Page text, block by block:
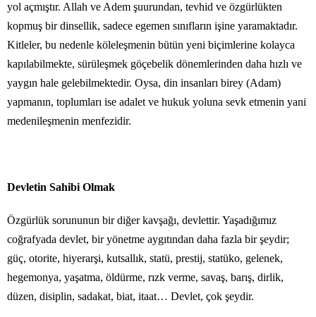
yol açmıştır. Allah ve Adem şuurundan, tevhid ve özgürlükten
kopmuş bir dinsellik, sadece egemen sınıfların işine yaramaktadır.
Kitleler, bu nedenle köleleşmenin bütün yeni biçimlerine kolayca
kapılabilmekte, sürüleşmek göçebelik dönemlerinden daha hızlı ve
yaygın hale gelebilmektedir. Oysa, din insanları birey (Adam)
yapmanın, toplumları ise adalet ve hukuk yoluna sevk etmenin yani
medenileşmenin menfezidir.
Devletin Sahibi Olmak
Özgürlük sorununun bir diğer kavşağı, devlettir. Yaşadığımız
coğrafyada devlet, bir yönetme aygıtından daha fazla bir şeydir;
güç, otorite, hiyerarşi, kutsallık, statü, prestij, statüko, gelenek,
hegemonya, yaşatma, öldürme, rızk verme, savaş, barış, dirlik,
düzen, disiplin, sadakat, biat, itaat… Devlet, çok şeydir.